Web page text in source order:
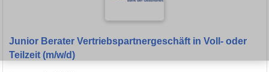
Junior Berater Vertriebspartnergeschäft in Voll- oder
Teilzeit (m/w/d)